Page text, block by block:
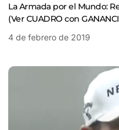
La Armada por el Mundo:
(Ver CUADRO con
4 de febrero de 2019